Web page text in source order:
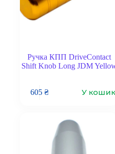
Ручка КПП DriveContact
Shift Knob Long JDM
605 ₴ У кошик